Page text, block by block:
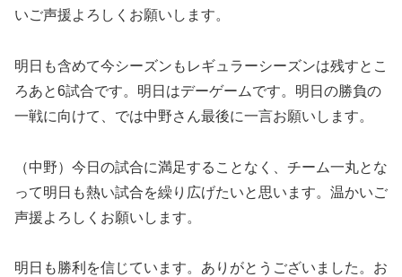
いご声援よろしくお願いします。
明日も含めて今シーズンもレギュラーシーズンは残すとこ
ろあと6試合です。明日はデーゲームです。明日の勝負の
一戦に向けて、では中野さん最後に一言お願いします。
（中野）今日の試合に満足することなく、チーム一丸とな
って明日も熱い試合を繰り広げたいと思います。温かいご
声援よろしくお願いします。
明日も勝利を信じています。ありがとうございました。お